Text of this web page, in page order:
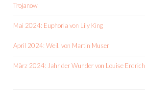
Trojanow
Mai 2024: Euphoria von Lily King
April 2024: Weil. von Martin Muser
März 2024: Jahr der Wunder von Louise Erdrich